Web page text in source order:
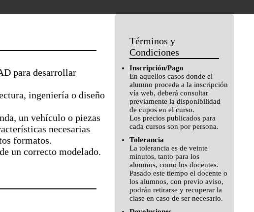
para desarrollar
ingeniería o diseño
un vehículo o piezas
necesarias
formatos.
un correcto modelado.
Términos y
Condiciones
Inscripción/Pago
En aquellos casos donde el
alumno proceda a la inscripción
vía web, deberá consultar
previamente la disponibilidad
de cupos en el curso.
Los precios publicados para
cada cursos son por persona.
Tolerancia
La tolerancia es de veinte
minutos, tanto para los
alumnos, como los docentes.
Pasado este tiempo el docente o
los alumnos, con previo aviso,
podrán retirarse y recuperar la
clase en caso de ser necesario.